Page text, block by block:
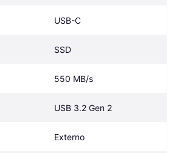
USB-C
SSD
550 MB/s
USB 3.2 Gen 2
Externo